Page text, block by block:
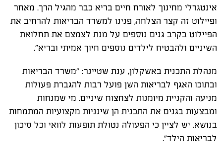
אינטגרלי מחינוך לאורח חיים בריא כבר מהגיל הרך. מאחר
ופיילוט זה קצר הצלחה, פנינו למשרד הבריאות להרחיב את
הפיילוט בקרב גנים נוספים על מנת לצמצם את תחלואת
השיניים ולהבטיח לילדים נוספים חיוך אמיתי ובריא".
מנהלת התכנית באשקלון, ענת שטיינר: "משרד הבריאות
ובתוכו האגף לבריאות השן פועל רבות להגברת פעולות
מניעה והקניית מיומנות לצחצוח שיניים. מי שמנחות
ומבצעות בגנים את התכנית הן שינניות מקצועיות המתמחות
בנושא. יש לציין כי הפעולה נטולת תופעות לוואי וכל סיכון
לבריאות הילד".